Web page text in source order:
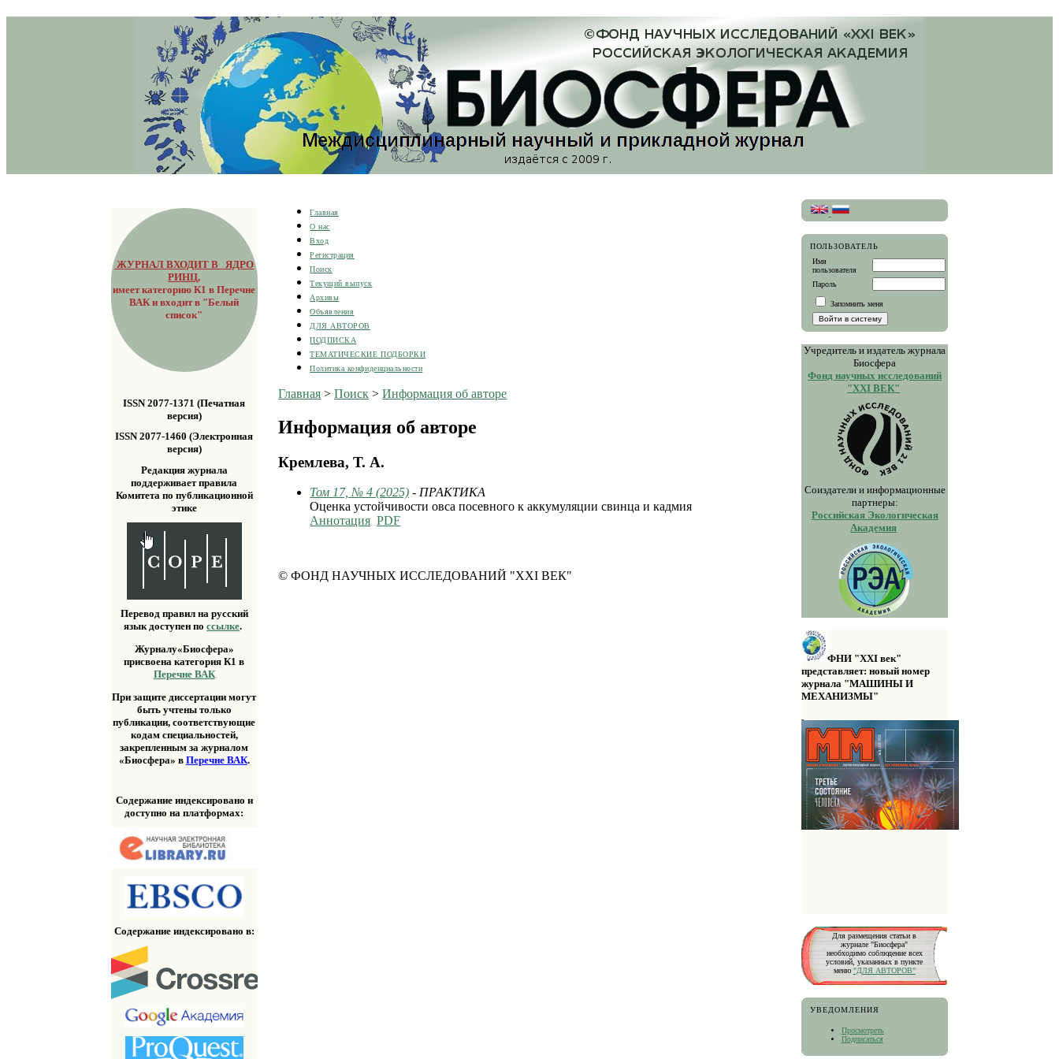
ЖУРНАЛ ВХОДИТ В ЯДРО
РИНЦ,
имеет категорию К1 в Перечне
ВАК и входит в "Белый
список"
ISSN 2077-1371 (Печатная
версия)
ISSN 2077-1460 (Электронная
версия)
Редакция журнала
поддерживает правила
Комитета по публикационной
этике
Перевод правил на русский
язык доступен поссылке.
Журналу«Биосфера»
присвоена категория К1 в
Перечне ВАК
При защите диссертации могут
быть учтены только
публикации, соответствующие
кодам специальностей,
закрепленным за журналом
«Биосфера» в Перечне ВАК.
Содержание индексировано и
доступно на платформах:
Содержание индексировано в:
ПОЛЬЗОВАТЕЛЬ
Имя
пользователя
Пароль
Запомнить меня
Учредитель и издатель журнала
Биосфера
Фонд научных исследований
"XXI ВЕК"
Соиздатели и информационные
партнеры:
Российская Экологическая
Академия
ФНИ "XXI век"
представляет: новый номер
журнала "МАШИНЫ И
МЕХАНИЗМЫ"
Для размещения статьи в
журнале "Биосфера"
необходимо соблюдение всех
условий, указанных в пункте
меню "ДЛЯ АВТОРОВ"
УВЕДОМЛЕНИЯ
Просмотреть
Подписаться
Главная
О нас
Вход
Регистрация
Поиск
Текущий выпуск
Архивы
Объявления
ДЛЯ АВТОРОВ
ПОДПИСКА
ТЕМАТИЧЕСКИЕ ПОДБОРКИ
Политика конфиденциальности
Главная >Поиск >Информация об авторе
Информация об авторе
Кремлева, Т. А.
Том 17, № 4 (2025) - ПРАКТИКА
Оценка устойчивости овса посевного к аккумуляции свинца и кадмия
Аннотация PDF
© ФОНД НАУЧНЫХ ИССЛЕДОВАНИЙ "XXI ВЕК"